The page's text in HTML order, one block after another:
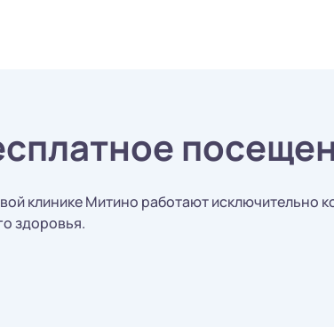
клинике Митино работают исключительно
здоровья.